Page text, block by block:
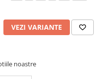
VEZI VARIANTE
noastre